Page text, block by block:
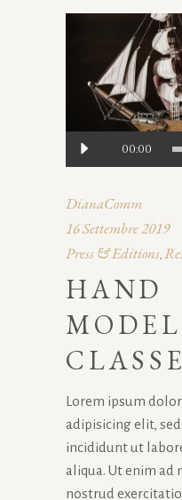
Audio
Player
00:00
DianaComm
16 Settembre 2019
Press & Editions,
HAND
Lorem ipsum
adipisicing elit,
incididunt ut
aliqua. Ut enim ad
nostrud